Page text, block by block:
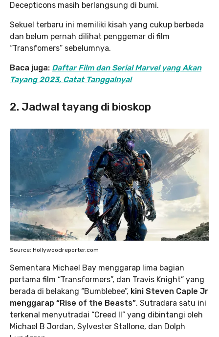
Decepticons masih berlangsung di bumi.
Sekuel terbaru ini memiliki kisah yang cukup berbeda
dan belum pernah dilihat penggemar di film
“Transfomers” sebelumnya.
Baca juga: Daftar Film dan Serial Marvel yang Akan
Tayang 2023, Catat Tanggalnya!
2. Jadwal tayang di bioskop
Source: Hollywoodreporter.com
Sementara Michael Bay menggarap lima bagian
pertama film “Transformers”, dan Travis Knight” yang
berada di belakang “Bumblebee”, kini Steven Caple Jr
menggarap “Rise of the Beasts”. Sutradara satu ini
terkenal menyutradai “Creed II” yang dibintangi oleh
Michael B Jordan, Sylvester Stallone, dan Dolph